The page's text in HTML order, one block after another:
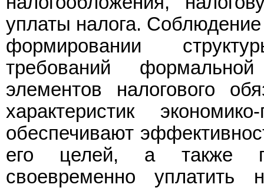
уплаты налога.
формировании
требований
элементов налогового
характеристик
обеспечивают
его целей, а также
своевременно